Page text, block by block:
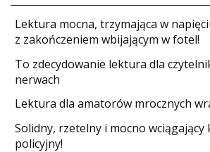
​Lektura mocna, trzymająca w
z zakończeniem wbijającym w fotel!
​To zdecydowanie lektura dla
nerwach
Lektura dla amatorów mrocznych
Solidny, rzetelny i mocno wciągający
policyjny!